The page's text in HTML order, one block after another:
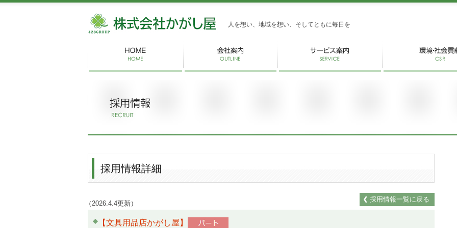
人を想い、地域を想い、そしてともに毎日を
採用情報詳細
（2026.4.4更新）
採用情報一覧に戻る
【文具用品店かがし屋】